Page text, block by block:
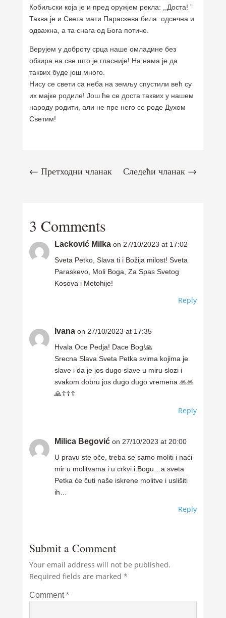
Кобиљски која је и пред оружјем рекла: ,,Доста! ”
Таква је и Света мати Параскева била: одсечна и
одважна, а та снага од Бога потиче.
Верујем у доброту срца наше омладине без
обзира на све што је гласније! На нама је да
таквих буде још много.
Нису се свети са неба на земљу спустили већ су
их мајке родиле! Још ће се доста таквих у нашем
народу родити, али не пре него се роде Духом
Светим!
←Претходни чланак Следећи чланак→
3 Comments
Lacković Milka on 27/10/2023 at 17:02
Sveta Petko, Slava ti i Božija milost! Sveta
Paraskevo, Moli Boga, Za Spas Svetog
Kosova i Metohije!
Reply
Ivana on 27/10/2023 at 17:35
Hvala Oce Pedja! Dace Bog!🙏
Srecna Slava Sveta Petka svima kojima je
slave i da je jos dugo slave u miru slozi i
svakom dobru jos dugo dugo vremena 🙏🙏
🙏☦️☦️☦️
Reply
Milica Begović on 27/10/2023 at 20:00
U pravu ste oče, treba se samo moliti i naći
mir u molitvama i u crkvi i Bogu…a sveta
Petka će čuti naše iskrene molitve i uslišiti
ih…
Reply
Submit a Comment
Your email address will not be published.
Required fields are marked*
Comment*